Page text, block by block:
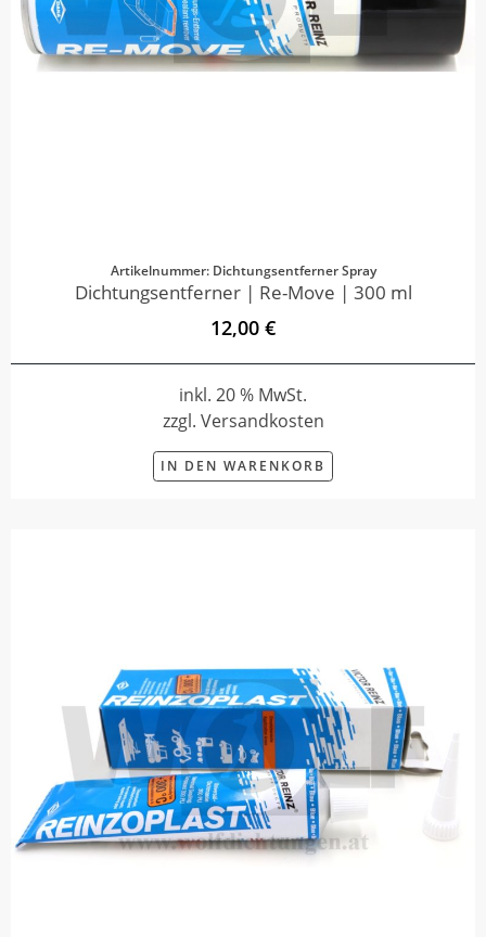
Artikelnummer: Dichtungsentferner Spray
Dichtungsentferner | Re-Move | 300 ml
12,00 €
inkl. 20 % MwSt.
zzgl. Versandkosten
IN DEN WARENKORB